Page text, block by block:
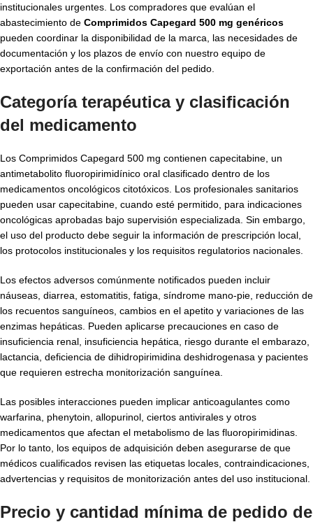
institucionales urgentes. Los compradores que evalúan el
abastecimiento de Comprimidos Capegard 500 mg genéricos
pueden coordinar la disponibilidad de la marca, las necesidades de
documentación y los plazos de envío con nuestro equipo de
exportación antes de la confirmación del pedido.
Categoría terapéutica y clasificación
del medicamento
Los Comprimidos Capegard 500 mg contienen capecitabine, un
antimetabolito fluoropirimidínico oral clasificado dentro de los
medicamentos oncológicos citotóxicos. Los profesionales sanitarios
pueden usar capecitabine, cuando esté permitido, para indicaciones
oncológicas aprobadas bajo supervisión especializada. Sin embargo,
el uso del producto debe seguir la información de prescripción local,
los protocolos institucionales y los requisitos regulatorios nacionales.
Los efectos adversos comúnmente notificados pueden incluir
náuseas, diarrea, estomatitis, fatiga, síndrome mano-pie, reducción de
los recuentos sanguíneos, cambios en el apetito y variaciones de las
enzimas hepáticas. Pueden aplicarse precauciones en caso de
insuficiencia renal, insuficiencia hepática, riesgo durante el embarazo,
lactancia, deficiencia de dihidropirimidina deshidrogenasa y pacientes
que requieren estrecha monitorización sanguínea.
Las posibles interacciones pueden implicar anticoagulantes como
warfarina, phenytoin, allopurinol, ciertos antivirales y otros
medicamentos que afectan el metabolismo de las fluoropirimidinas.
Por lo tanto, los equipos de adquisición deben asegurarse de que
médicos cualificados revisen las etiquetas locales, contraindicaciones,
advertencias y requisitos de monitorización antes del uso institucional.
Precio y cantidad mínima de pedido de